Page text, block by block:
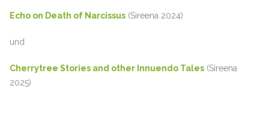
Echo on Death of Narcissus(Sireena 2024)
und
Cherrytree Stories and other Innuendo Tales(Sireena
2025)